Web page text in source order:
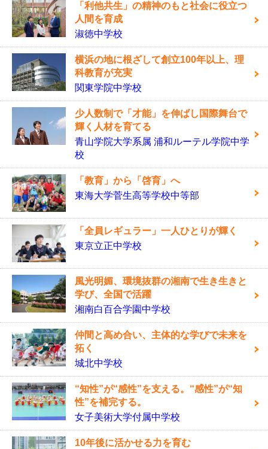
「利他共生」の精神のもと社会に役立つ
人間を育成
淑徳中学校
横浜の地に根ざして創立100年以上、理
科教育が充実
関東学院中学校
少人数制で「才能」を伸ばし国際舞台で
輝く人材を育てる
青山学院大学系属 浦和ルーテル学院中学
校
「教育」から「啓育」へ
東海大学菅生高等学校中等部
「全員レギュラー」一人ひとりが輝く
東京立正中学校
風光明媚、環境抜群の湘南で生き生きと
学び、全国で活躍
湘南白百合学園中学校
仲間と高め合い、主体的な学びで未来を
拓く
城北中学校
“知性”が“感性”を支える。“感性”が“知
性”を補完する。
女子美術大学付属中学校
10年後に活かせる力を育む